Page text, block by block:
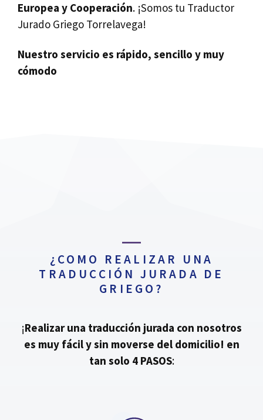
Europea y Cooperación. ¡Somos tu Traductor
Jurado Griego Torrelavega!
Nuestro servicio es rápido, sencillo y muy
cómodo
¿COMO REALIZAR UNA
TRADUCCIÓN JURADA DE
GRIEGO?
¡Realizar una traducción jurada con nosotros
es muy fácil y sin moverse del domicilio! en
tan solo 4 PASOS: